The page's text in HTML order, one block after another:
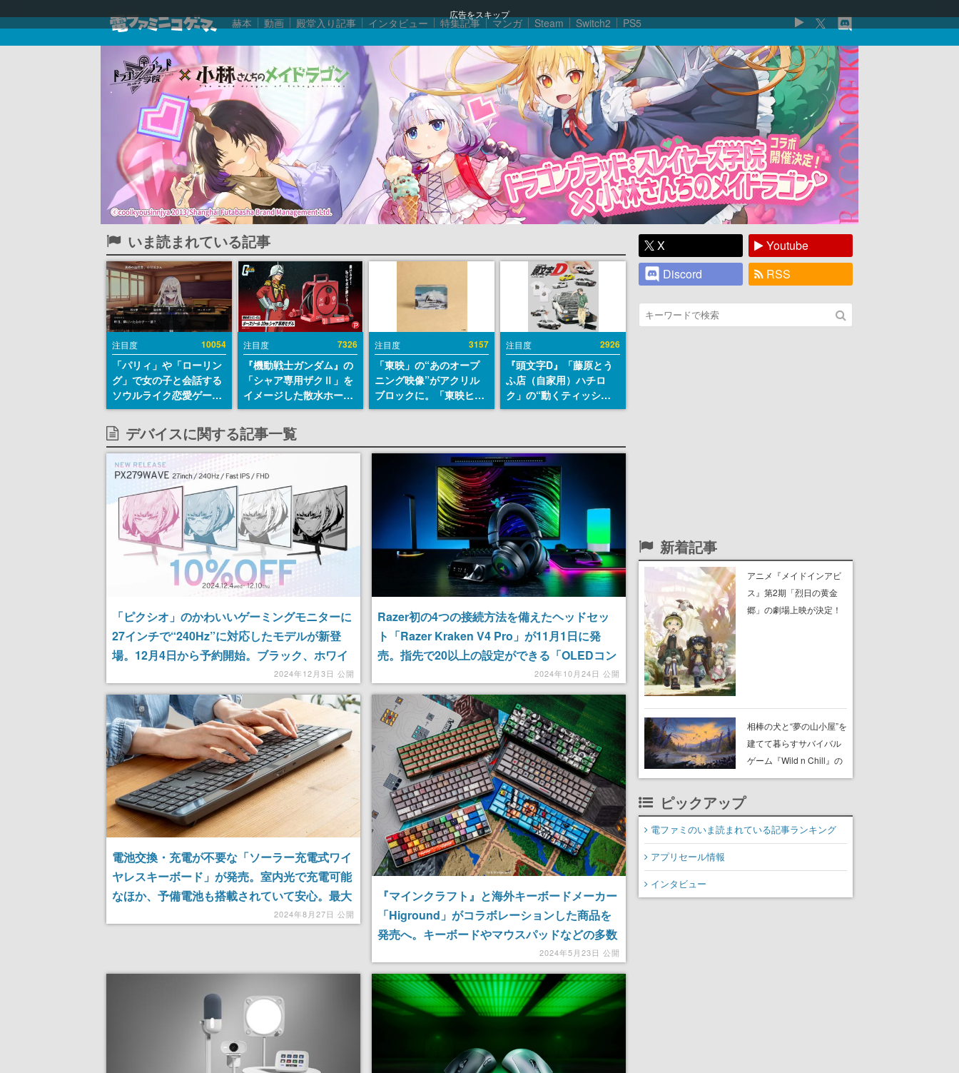
広告をスキップ
赫本 動画 殿堂入り記事 インタビュー 特集記事 マンガ Steam Switch2 PS5
いま読まれている記事
注目度 10054
「パリィ」や「ローリン
グ」で女の子と会話する
ソウルライク恋愛ゲーム
『小早川さんはソウルラ
イク』無料公開。返事に
失敗すると「YOU
DIED」
注目度 7326
『機動戦士ガンダム』の
「シャア専用ザクⅡ」を
イメージした散水ホース
リールが予約開始。本体
にはシャアのパーソナル
マークやジオン公国軍の
エンブレム、型式番号な
どを配置
注目度 3157
「東映」の“あのオープ
ニング映像”がアクリル
ブロックに。「東映ヒス
トリカル グッズコレクシ
注目度 2926
『頭文字D』「藤原とう
ふ店（自家用）ハチロ
ク」の“動くティッシュ
ケース”が買えるポップ
群馬の「イオンモール高
崎」にて、8月11日から8
月20日までの期間限定で
開催予定
デバイスに関する記事一覧
「ピクシオ」のかわいいゲーミングモニターに
27インチで“240Hz”に対応したモデルが新登
場。12月4日から予約開始。ブラック、ホワイ
トのほか、パステルブルーとピンクも販売され
る
2024年12月3日 公開
Razer初の4つの接続方法を備えたヘッドセッ
ト「Razer Kraken V4 Pro」が11月1日に発
売。指先で20以上の設定ができる「OLEDコン
トロールハブ」が付属するほか、2種類のオー
ディオソースを同時に聴けるし切り替えも楽で
便利そう
2024年10月24日 公開
電池交換・充電が不要な「ソーラー充電式ワイ
ヤレスキーボード」が発売。室内光で充電可能
なほか、予備電池も搭載されていて安心。最大
3台のマルチ接続やマルチOSに対応2024年8月27日 公開
『マインクラフト』と海外キーボードメーカー
「Higround」がコラボレーションした商品を
発売へ。キーボードやマウスパッドなどの多数
2024年5月23日 公開
X
Youtube
Discord
RSS
新着記事
アニメ『メイドインアビ
ス』第2期「烈日の黄金
郷」の劇場上映が決定！
相棒の犬と“夢の山小屋”を
建てて暮らすサバイバル
ゲーム『Wild n Chill』の
体験版がSteamで配信
ピックアップ
電ファミのいま読まれている記事ランキング
アプリセール情報
インタビュー